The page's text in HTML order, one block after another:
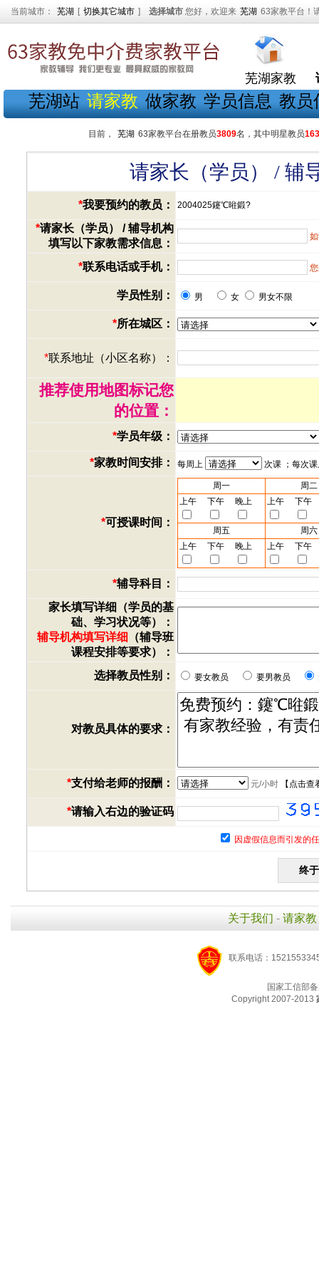
当前城市： 芜湖 [ 切换其它城市 ] 选择城市 您好，欢迎来 芜湖 63家教平台！
芜湖家教
芜湖站 请家教 做家教 学员信息 教员
目前， 芜湖 63家教平台在册教员3809名，其中明星教员163
请家长（学员） / 辅
*我要预约的教员： 2004025鑳℃暀鍛?
*请家长（学员） / 辅导机构
填写以下家教需求信息：
*联系电话或手机：
学员性别： 男 女 男女不限
*所在城区：
*联系地址（小区名称）：
推荐使用地图标记您
的位置：
*学员年级：
*家教时间安排： 每周上 次课 ；每次
*可授课时间：
周一
周二
上午
下午 晚上 上午 下午
周五
周六
上午
下午 晚上 上午 下午
*辅导科目：
家长填写详细（学员的基
础、学习状况等）：
辅导机构填写详细 （辅导班
课程安排等要求）：
选择教员性别：
要女教员 要男教员
对教员具体的要求：
*支付给老师的报酬： 元/小时【 点击查
*请输入右边的验证码
因虚假信息而引发的
关于我们 - 请家教
联系电话：
国家工信部
Copyright 2007-2013